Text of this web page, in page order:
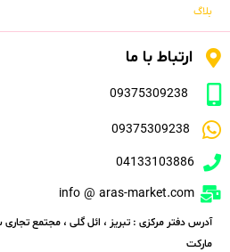
بلاگ
ارتباط با ما
09375309238
09375309238
04133103886
info @ aras-market.com
آدرس دفتر مرکزی : تبریز ، ائل گلی ، مجتمع تجاری
مارکت